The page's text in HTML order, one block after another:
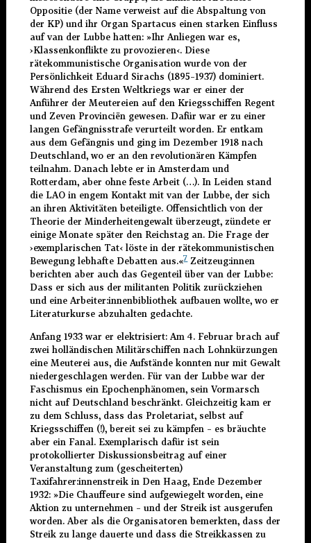
Oppositie (der Name verweist auf die Abspaltung von
der KP) und ihr Organ Spartacus einen starken Einfluss
auf van der Lubbe hatten: »Ihr Anliegen war es,
›Klassenkonflikte zu provozieren‹. Diese
rätekommunistische Organisation wurde von der
Persönlichkeit Eduard Sirachs (1895–1937) dominiert.
Während des Ersten Weltkriegs war er einer der
Anführer der Meutereien auf den Kriegsschiffen Regent
und Zeven Provinciën gewesen. Dafür war er zu einer
langen Gefängnisstrafe verurteilt worden. Er entkam
aus dem Gefängnis und ging im Dezember 1918 nach
Deutschland, wo er an den revolutionären Kämpfen
teilnahm. Danach lebte er in Amsterdam und
Rotterdam, aber ohne feste Arbeit (…). In Leiden stand
die LAO in engem Kontakt mit van der Lubbe, der sich
an ihren Aktivitäten beteiligte. Offensichtlich von der
Theorie der Minderheitengewalt überzeugt, zündete er
einige Monate später den Reichstag an. Die Frage der
›exemplarischen Tat‹ löste in der rätekommunistischen
Bewegung lebhafte Debatten aus.«7Zeitzeug:innen
berichten aber auch das Gegenteil über van der Lubbe:
Dass er sich aus der militanten Politik zurückziehen
und eine Arbeiter:innenbibliothek aufbauen wollte, wo er
Literaturkurse abzuhalten gedachte.
Anfang 1933 war er elektrisiert: Am 4. Februar brach auf
zwei holländischen Militärschiffen nach Lohnkürzungen
eine Meuterei aus, die Aufstände konnten nur mit Gewalt
niedergeschlagen werden. Für van der Lubbe war der
Faschismus ein Epochenphänomen, sein Vormarsch
nicht auf Deutschland beschränkt. Gleichzeitig kam er
zu dem Schluss, dass das Proletariat, selbst auf
Kriegsschiffen (!), bereit sei zu kämpfen – es bräuchte
aber ein Fanal. Exemplarisch dafür ist sein
protokollierter Diskussionsbeitrag auf einer
Veranstaltung zum (gescheiterten)
Taxifahrer:innenstreik in Den Haag, Ende Dezember
1932: »Die Chauffeure sind aufgewiegelt worden, eine
Aktion zu unternehmen – und der Streik ist ausgerufen
worden. Aber als die Organisatoren bemerkten, dass der
Streik zu lange dauerte und dass die Streikkassen zu